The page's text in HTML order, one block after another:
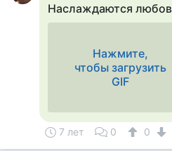
Наслаждаются
Нажмите,
чтобы загрузить
GIF
7 лет 0 0